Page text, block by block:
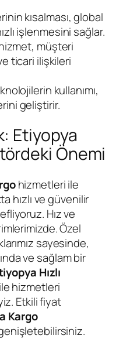
kısalması, global
işlenmesini sağlar.
müşteri
ticari ilişkileri
kullanımı,
geliştirir.
Etiyopya
Önemi
hizmetleri ile
hızlı ve güvenilir
Hız ve
Özel
sayesinde,
ve sağlam bir
Hızlı
hizmetleri
Etkili fiyat
Kargo